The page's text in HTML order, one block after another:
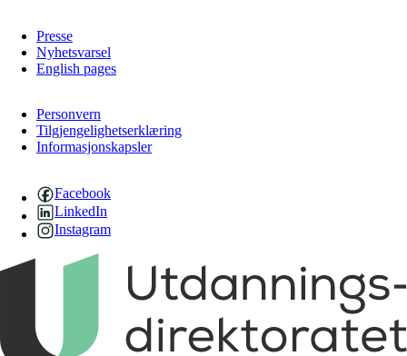
Presse
Nyhetsvarsel
English pages
Personvern
Tilgjengelighetserklæring
Informasjonskapsler
Facebook
LinkedIn
Instagram